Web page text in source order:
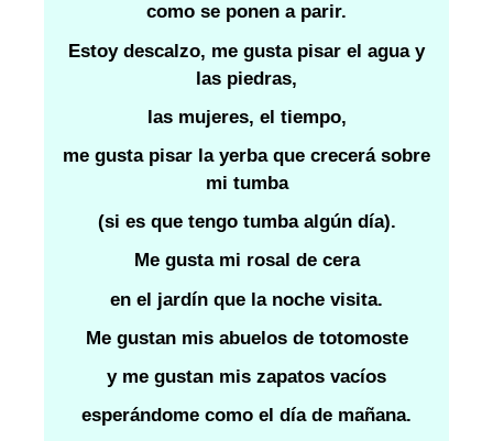
como se ponen a parir.
Estoy descalzo, me gusta pisar el agua y
las piedras,
las mujeres, el tiempo,
me gusta pisar la yerba que crecerá sobre
mi tumba
(si es que tengo tumba algún día).
Me gusta mi rosal de cera
en el jardín que la noche visita.
Me gustan mis abuelos de totomoste
y me gustan mis zapatos vacíos
esperándome como el día de mañana.